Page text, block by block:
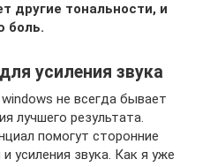
другие тональности, и
боль.
усиления звука
не всегда бывает
лучшего результата.
помогут сторонние
усиления звука. Как я уже